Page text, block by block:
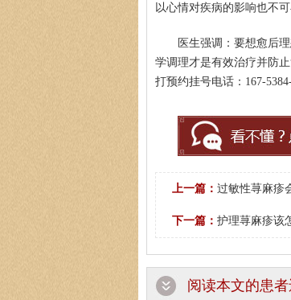
以心情对疾病的影响也不可
医生强调：要想愈后
学调理才是有效治疗并防
打预约挂号电话：167-
上一篇： 过敏性荨麻疹
下一篇： 护理荨麻疹该
阅读本文的患